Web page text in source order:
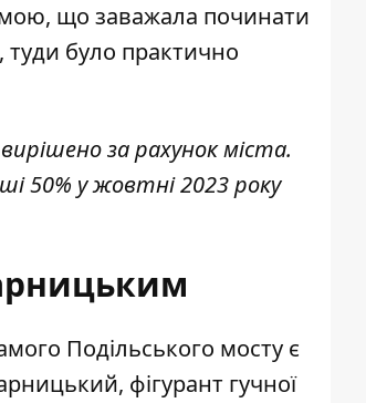
що заважала починати
туди було практично
за рахунок міста.
50% у жовтні 2023 року
Подільського мосту є
фігурант гучної